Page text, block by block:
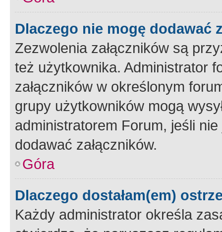
Dlaczego nie mogę dodawać
Zezwolenia załączników są
też użytkownika. Administrator
załączników w określonym
grupy użytkowników mogą
administratorem Forum, jeśli
dodawać załączników.
Góra
Dlaczego dostałam(em)
Każdy administrator określa